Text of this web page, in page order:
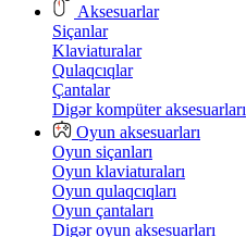
Aksesuarlar
Siçanlar
Klaviaturalar
Qulaqcıqlar
Çantalar
Digər kompüter aksesuarları
Oyun aksesuarları
Oyun siçanları
Oyun klaviaturaları
Oyun qulaqcıqları
Oyun çantaları
Digər oyun aksesuarları